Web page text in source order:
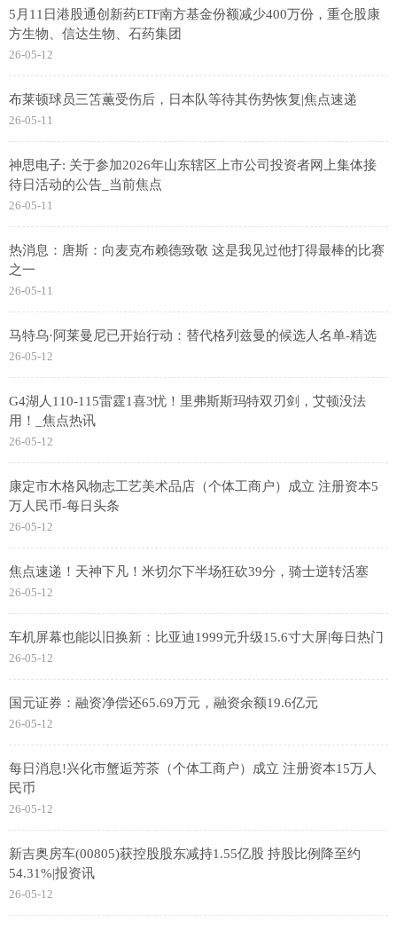
5月11日港股通创新药ETF南方基金份额减少400万份，重仓股康
方生物、信达生物、石药集团
26-05-12
布莱顿球员三笘薫受伤后，日本队等待其伤势恢复|焦点速递
26-05-11
神思电子: 关于参加2026年山东辖区上市公司投资者网上集体接
待日活动的公告_当前焦点
26-05-11
热消息：唐斯：向麦克布赖德致敬 这是我见过他打得最棒的比赛
之一
26-05-11
马特乌·阿莱曼尼已开始行动：替代格列兹曼的候选人名单-精选
26-05-12
G4湖人110-115雷霆1喜3忧！里弗斯斯玛特双刃剑，艾顿没法
用！_焦点热讯
26-05-12
康定市木格风物志工艺美术品店（个体工商户）成立 注册资本5
万人民币-每日头条
26-05-12
焦点速递！天神下凡！米切尔下半场狂砍39分，骑士逆转活塞
26-05-12
车机屏幕也能以旧换新：比亚迪1999元升级15.6寸大屏|每日热门
26-05-12
国元证券：融资净偿还65.69万元，融资余额19.6亿元
26-05-12
每日消息!兴化市蟹逅芳茶（个体工商户）成立 注册资本15万人
民币
26-05-12
新吉奥房车(00805)获控股股东减持1.55亿股 持股比例降至约
54.31%|报资讯
26-05-12